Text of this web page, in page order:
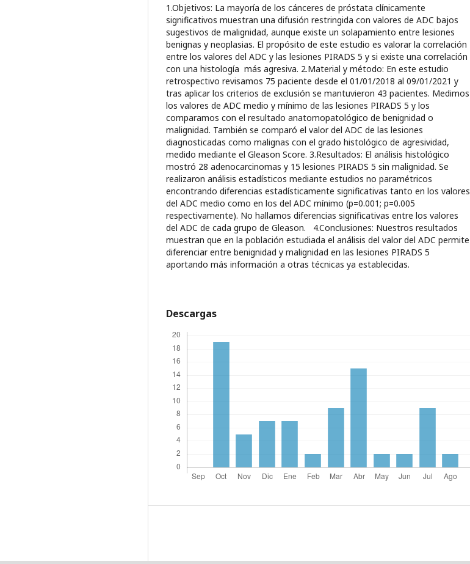
1.Objetivos: La mayoría de los cánceres de próstata clínicamente
significativos muestran una difusión restringida con valores de ADC bajos
sugestivos de malignidad, aunque existe un solapamiento entre lesiones
benignas y neoplasias. El propósito de este estudio es valorar la correlación
entre los valores del ADC y las lesiones PIRADS 5 y si existe una correlación
con una histología más agresiva. 2.Material y método: En este estudio
retrospectivo revisamos 75 paciente desde el 01/01/2018 al 09/01/2021 y
tras aplicar los criterios de exclusión se mantuvieron 43 pacientes. Medimos
los valores de ADC medio y mínimo de las lesiones PIRADS 5 y los
comparamos con el resultado anatomopatológico de benignidad o
malignidad. También se comparó el valor del ADC de las lesiones
diagnosticadas como malignas con el grado histológico de agresividad,
medido mediante el Gleason Score. 3.Resultados: El análisis histológico
mostró 28 adenocarcinomas y 15 lesiones PIRADS 5 sin malignidad. Se
realizaron análisis estadísticos mediante estudios no paramétricos
encontrando diferencias estadísticamente significativas tanto en los valores
del ADC medio como en los del ADC mínimo (p=0.001; p=0.005
respectivamente). No hallamos diferencias significativas entre los valores
del ADC de cada grupo de Gleason. 4.Conclusiones: Nuestros resultados
muestran que en la población estudiada el análisis del valor del ADC permite
diferenciar entre benignidad y malignidad en las lesiones PIRADS 5
aportando más información a otras técnicas ya establecidas.
Descargas